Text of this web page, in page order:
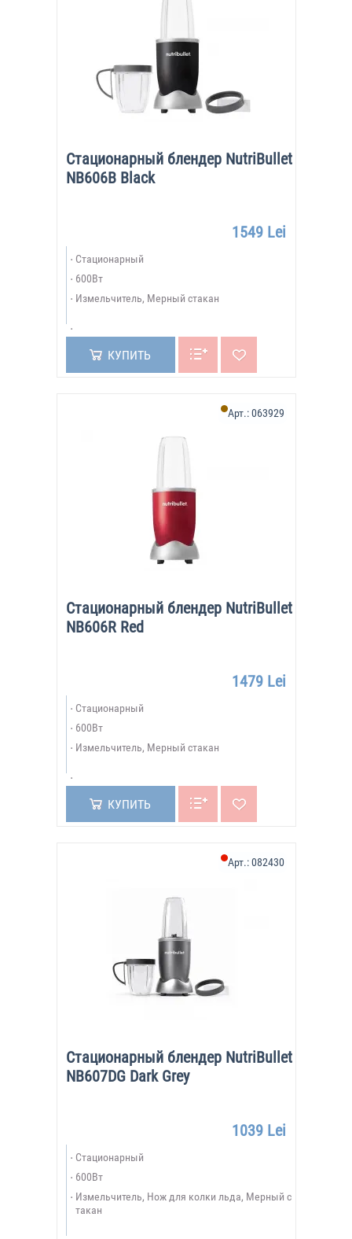
Стационарный блендер NutriBullet
NB606B Black
1549 Lei
Стационарный
600Вт
Измельчитель, Мерный стакан
КУПИТЬ
Стационарный блендер NutriBullet
NB606R Red
Арт.:063929
1479 Lei
Стационарный
600Вт
Измельчитель, Мерный стакан
КУПИТЬ
Стационарный блендер NutriBullet
NB607DG Dark Grey
Арт.:082430
1039 Lei
Стационарный
600Вт
Измельчитель, Нож для колки льда, Мерный с
такан